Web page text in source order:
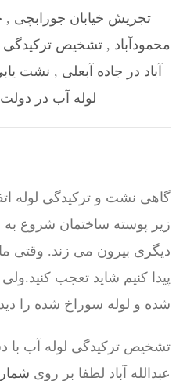
تجریش خیابان جورابچی ,
محمودآباد , تشخیص ترکیدگی
آباد در جاده آبعلی , نشت
لوله آب در دولت
گاهی نشت و ترکیدگی لوله
زیر پوسته ساختمان شروع
دیگری بیرون می زند. وقتی
پیدا کنیم شاید تعجب
شده و لوله سوراخ شده را
تشخیص ترکیدگی لوله آب با
عبدالله آباد لطفا بر روی